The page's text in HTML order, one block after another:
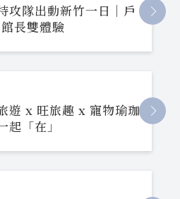
攻隊出動新竹一日｜戶
長雙體驗
遊 x 旺旅趣 x 寵物瑜珈
起「在」